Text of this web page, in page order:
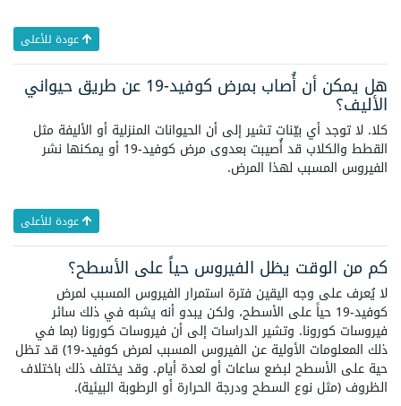
عودة للأعلى
هل يمكن أن أُصاب بمرض كوفيد-19 عن طريق حيواني
الأليف؟
كلا. لا توجد أي بيّنات تشير إلى أن الحيوانات المنزلية أو الأليفة مثل
القطط والكلاب قد أُصيبت بعدوى مرض كوفيد-19 أو يمكنها نشر
الفيروس المسبب لهذا المرض.
عودة للأعلى
كم من الوقت يظل الفيروس حياً على الأسطح؟
لا يُعرف على وجه اليقين فترة استمرار الفيروس المسبب لمرض
كوفيد-19 حياً على الأسطح، ولكن يبدو أنه يشبه في ذلك سائر
فيروسات كورونا. وتشير الدراسات إلى أن فيروسات كورونا (بما في
ذلك المعلومات الأولية عن الفيروس المسبب لمرض كوفيد-19) قد تظل
حية على الأسطح لبضع ساعات أو لعدة أيام. وقد يختلف ذلك باختلاف
الظروف (مثل نوع السطح ودرجة الحرارة أو الرطوبة البيئية).